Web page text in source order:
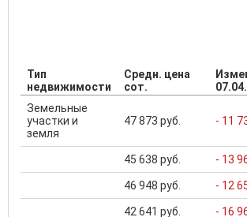
Тип
недвижимости
Средн. цена
сот.
Земельные
участки и
земля
47 873 руб. - 11
45 638 руб. - 13
46 948 руб. - 12
42 641 руб. - 16